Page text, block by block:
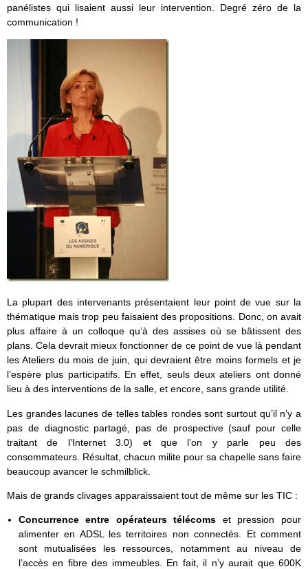
panélistes qui lisaient aussi leur intervention. Degré zéro de la
communication !
La plupart des intervenants présentaient leur point de vue sur la
thématique mais trop peu faisaient des propositions. Donc, on avait
plus affaire à un colloque qu’à des assises où se bâtissent des
plans. Cela devrait mieux fonctionner de ce point de vue là pendant
les Ateliers du mois de juin, qui devraient être moins formels et je
l’espère plus participatifs. En effet, seuls deux ateliers ont donné
lieu à des interventions de la salle, et encore, sans grande utilité.
Les grandes lacunes de telles tables rondes sont surtout qu’il n’y a
pas de diagnostic partagé, pas de prospective (sauf pour celle
traitant de l’Internet 3.0) et que l’on y parle peu des
consommateurs. Résultat, chacun milite pour sa chapelle sans faire
beaucoup avancer le schmilblick.
Mais de grands clivages apparaissaient tout de même sur les TIC :
Concurrence entre opérateurs télécoms et pression pour
alimenter en ADSL les territoires non connectés. Et comment
sont mutualisées les ressources, notamment au niveau de
l’accès en fibre des immeubles. En fait, il n’y aurait que 600K